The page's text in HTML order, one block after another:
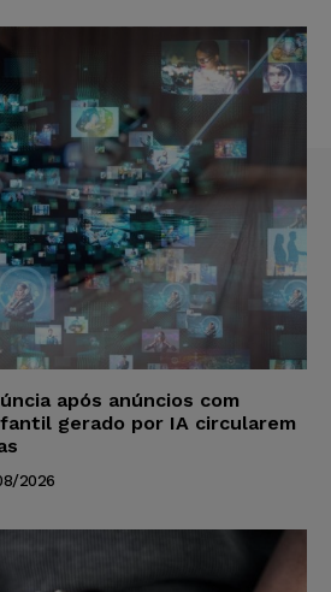
após anúncios com
gerado por IA circularem
2026